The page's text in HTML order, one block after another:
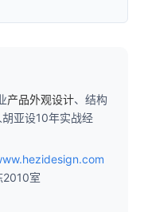
产品外观设计、结构
亚设10年实战经
2010室